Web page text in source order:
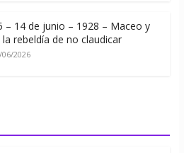
– 14 de junio – 1928 – Maceo y
la rebeldía de no claudicar
06/2026